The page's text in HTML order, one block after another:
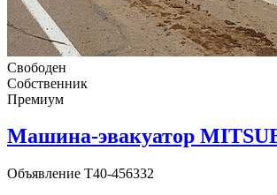
Свободен
Собственник
Премиум
Машина-эвакуатор
Объявление T40-456332